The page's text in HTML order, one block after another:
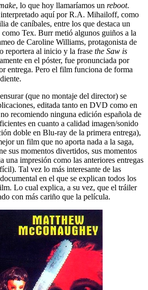
, lo que hoy llamaríamos un reboot.
interpretado aquí por R.A. Mihailoff, como
de caníbales, entre los que destaca un
Tex. Burr metió algunos guiños a la
de Caroline Williams, protagonista de
reportera al inicio y la frase the Saw is
en el póster, fue pronunciada por
entrega. Pero el film funciona de forma
(que no montaje del director) se
editada tanto en DVD como en
recomiendo ninguna edición española de
en cuanto a calidad imagen/sonido
doble en Blu-ray de la primera entrega),
un film que no aporta nada a la saga,
sus momentos divertidos, sus momentos
una impresión como las anteriores entregas
Tal vez lo más interesante de las
en el que se explican todos los
Lo cual explica, a su vez, que el tráiler
con más cariño que la película.